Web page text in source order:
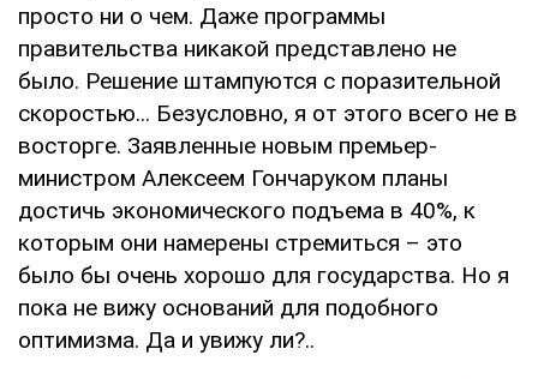
просто ни о чем. Даже программы
правительства никакой представлено не
было. Решение штампуются с поразительной
скоростью... Безусловно, я от этого всего не в
восторге. Заявленные новым премьер-
министром Алексеем Гончаруком планы
достичь экономического подъема в 40%, к
которым они намерены стремиться – это
было бы очень хорошо для государства. Но я
пока не вижу оснований для подобного
оптимизма. Да и увижу ли?..